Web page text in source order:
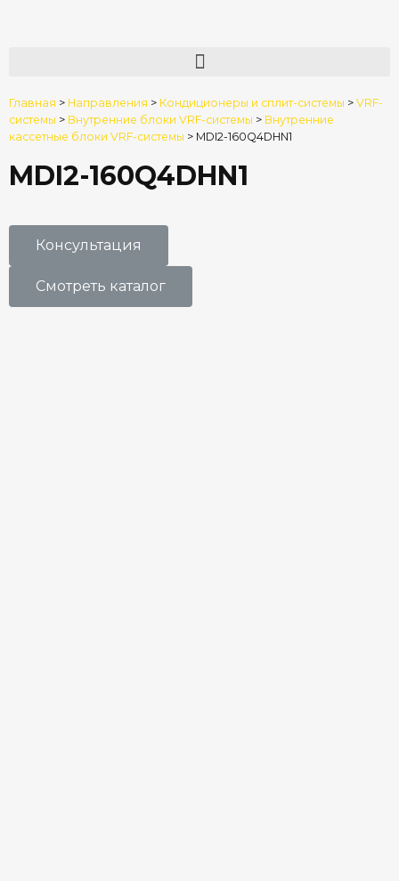
Главная > Направления > Кондиционеры и сплит-системы > VRF-
системы > Внутренние блоки VRF-системы > Внутренние
кассетные блоки VRF-системы > MDI2-160Q4DHN1
MDI2-160Q4DHN1
Консультация
Смотреть каталог